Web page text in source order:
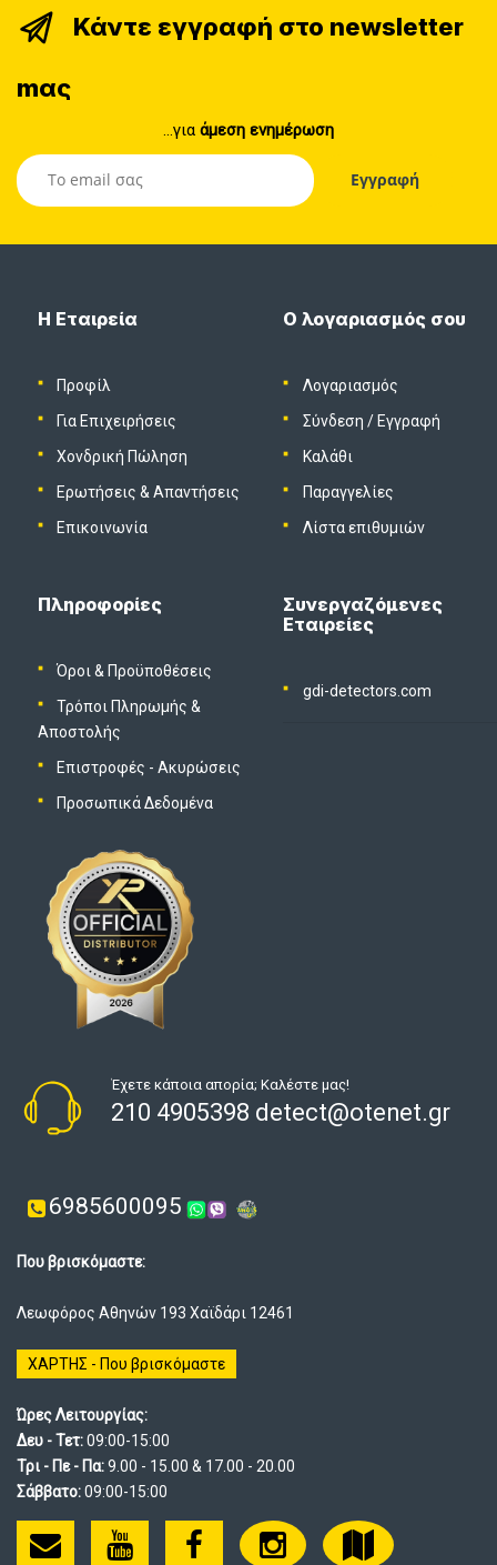
Κάντε εγγραφή στο newsletter
mας
...για άμεση ενημέρωση
Η Εταιρεία
Προφίλ
Για Επιχειρήσεις
Χονδρική Πώληση
Ερωτήσεις & Απαντήσεις
Επικοινωνία
Ο λογαριασμός σου
Λογαριασμός
Σύνδεση / Εγγραφή
Καλάθι
Παραγγελίες
Λίστα επιθυμιών
Πληροφορίες
Όροι & Προϋποθέσεις
Τρόποι Πληρωμής &
Αποστολής
Επιστροφές - Ακυρώσεις
Προσωπικά Δεδομένα
Συνεργαζόμενες
Εταιρείες
gdi-detectors.com
Έχετε κάποια απορία; Καλέστε μας!
210 4905398 detect@otenet.gr
6985600095
Που βρισκόμαστε:
Λεωφόρος Αθηνών 193 Χαϊδάρι 12461
ΧΑΡΤΗΣ - Που βρισκόμαστε
Ώρες Λειτουργίας:
Δευ - Τετ:09:00-15:00
Τρι - Πε - Πα:9.00 - 15.00 & 17.00 - 20.00
Σάββατο:09:00-15:00